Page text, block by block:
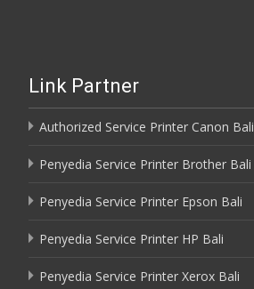
Link Partner
Authorized Service Printer Canon Bali
Penyedia Service Printer Brother Bali
Penyedia Service Printer Epson Bali
Penyedia Service Printer HP Bali
Penyedia Service Printer Xerox Bali